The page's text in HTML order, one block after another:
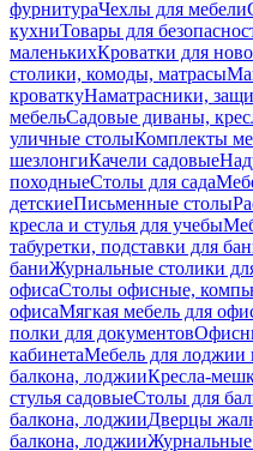
фурнитураЧехлы для мебели
кухниТовары для
маленькихКроватки для
столики, комоды, матрасы
кроваткуНаматрасники,
мебельСадовые диваны,
уличные столыКомплекты
шезлонгиКачели садовые
походныеСтолы для сада
детскиеПисьменные столы
кресла и стулья для учебы
табуретки, подставки для
баниЖурнальные столики
офисаСтолы офисные,
офисаМягкая мебель для
полки для документов
кабинетаМебель для лоджии
балкона, лоджииКресла-
стулья садовыеСтолы для
балкона, лоджииДверцы
балкона, лоджии